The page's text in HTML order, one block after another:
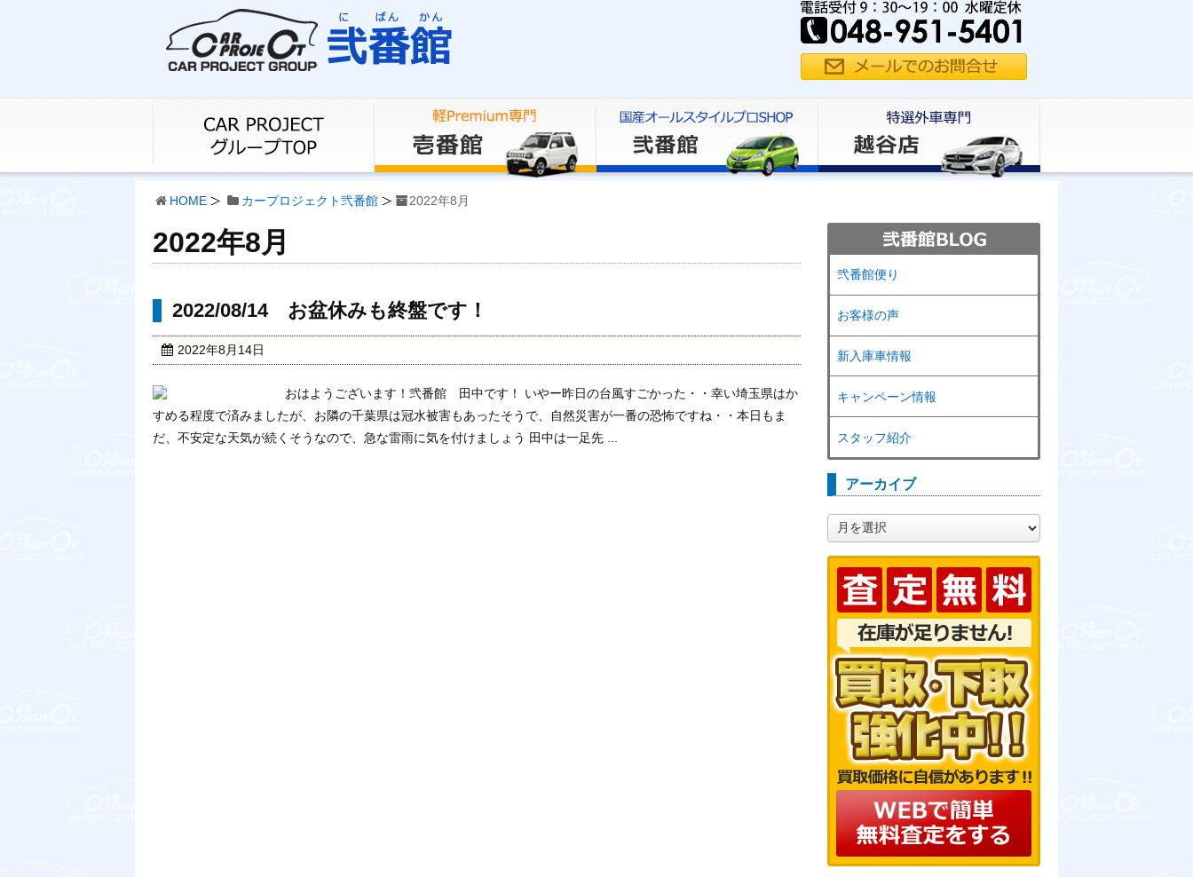
HOME カープロジェクト弐番館 2022年8月
2022年8月
2022/08/14 お盆休みも終盤です！
2022年8月14日
おはようございます！弐番館 田中です！ いやー昨日の台風すごかった・・幸い埼玉県はか
すめる程度で済みましたが、お隣の千葉県は冠水被害もあったそうで、自然災害が一番の恐怖ですね・・本日もま
だ、不安定な天気が続くそうなので、急な雷雨に気を付けましょう 田中は一足先 ...
弐番館便り
お客様の声
新入庫車情報
キャンペーン情報
スタッフ紹介
アーカイブ
ー
カ